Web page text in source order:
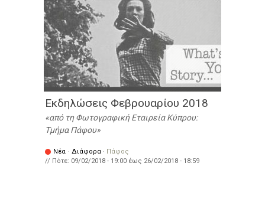
Εκδηλώσεις Φεβρουαρίου 2018
από τη Φωτογραφική Εταιρεία Κύπρου:
Τμήμα Πάφου
Νέα · Διάφορα · Πάφος
// Πότε: 09/02/2018 - 19:00 έως 26/02/2018 - 18:59